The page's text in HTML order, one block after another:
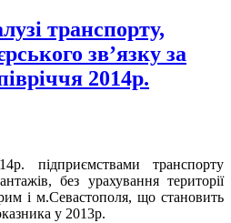
транспорту,
зв’язку за
2014р.
підприємствами транспорту
без урахування території
і м.Севастополя, що становить
у 2013р.